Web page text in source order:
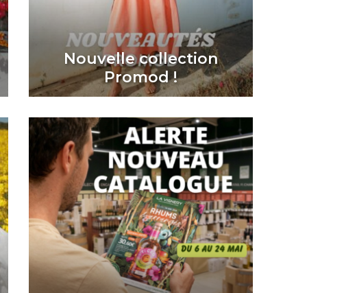
Nouvelle collection
Promod !